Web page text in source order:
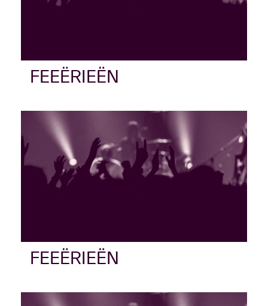
FEEËRIEËN
FEEËRIEËN